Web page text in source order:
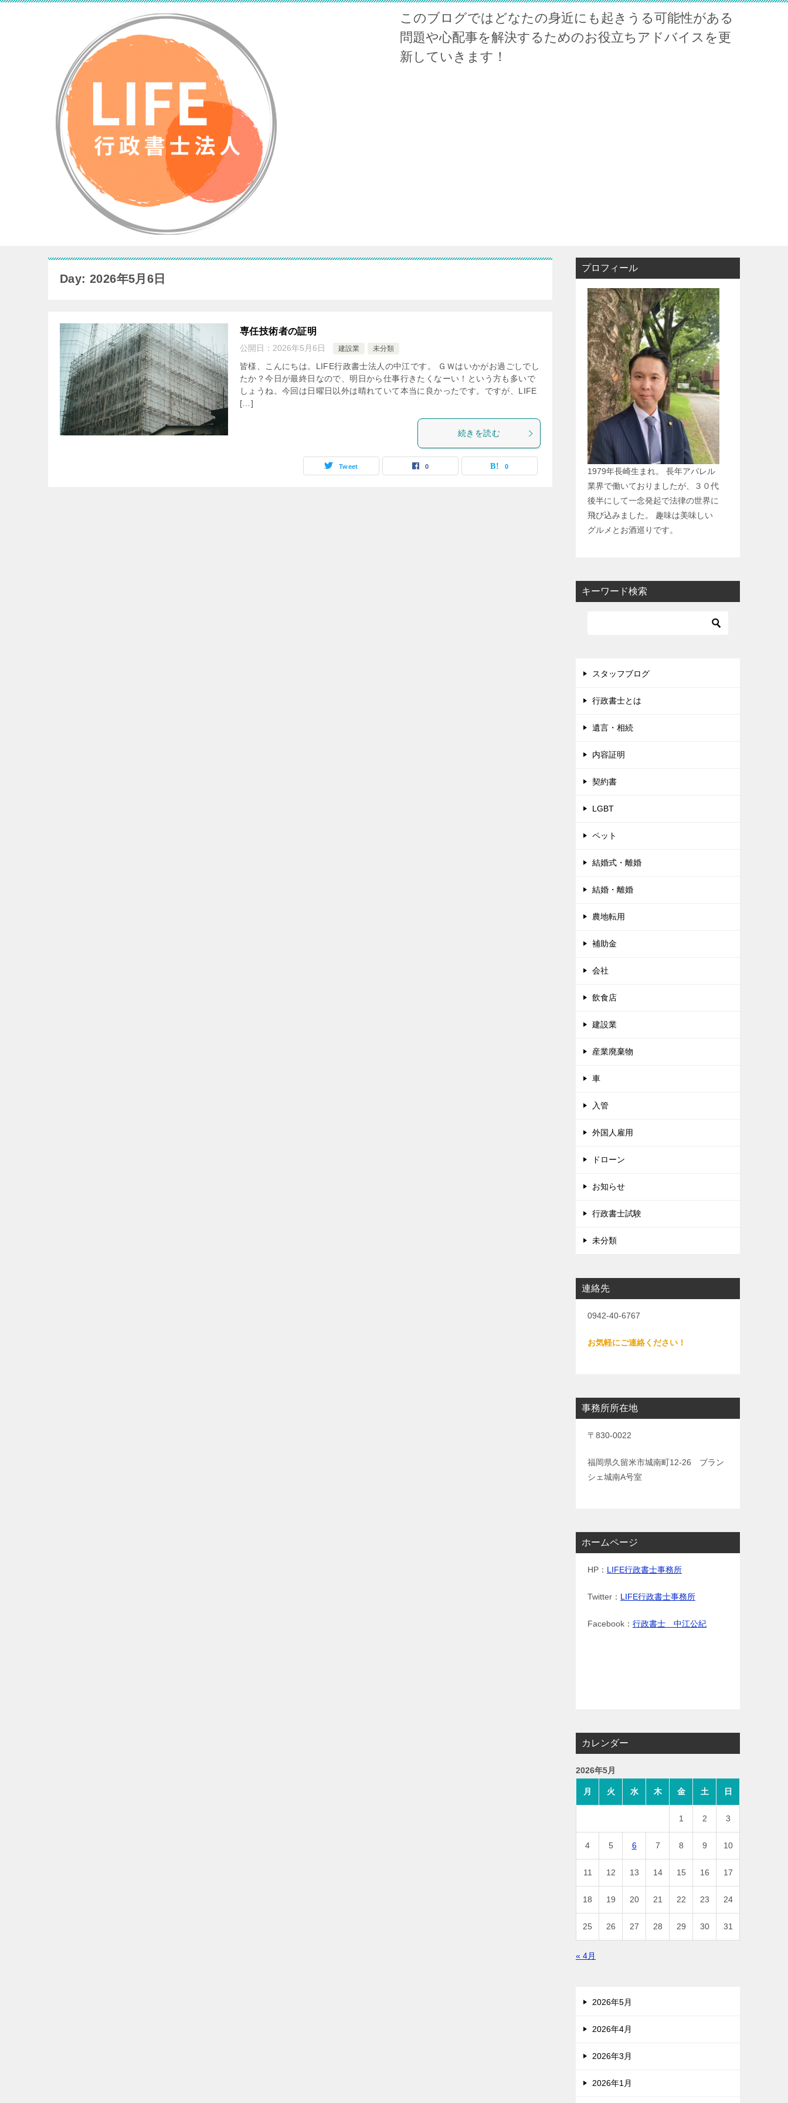
このブログではどなたの身近にも起きうる可能性がある
問題や心配事を解決するためのお役立ちアドバイスを更
新していきます！
Day: 2026年5月6日
専任技術者の証明
公開日： 2026年5月6日 建設業 未分類
皆様、こんにちは。LIFE行政書士法人の中江です。 ＧＷはいかがお過ごしでし
たか？今日が最終日なので、明日から仕事行きたくなーい！という方も多いで
しょうね。今回は日曜日以外は晴れていて本当に良かったです。ですが、LIFE
[…]
続きを読む
Tweet 0 0
プロフィール
1979年長崎生まれ。 長年アパレル
業界で働いておりましたが、３０代
後半にして一念発起で法律の世界に
飛び込みました。 趣味は美味しい
グルメとお酒巡りです。
キーワード検索
スタッフブログ
行政書士とは
遺言・相続
内容証明
契約書
LGBT
ペット
結婚式・離婚
結婚・離婚
農地転用
補助金
会社
飲食店
建設業
産業廃棄物
車
入管
外国人雇用
ドローン
お知らせ
行政書士試験
未分類
連絡先
0942-40-6767
お気軽にご連絡ください！
事務所所在地
〒830-0022
福岡県久留米市城南町12-26 ブラン
シェ城南A号室
ホームページ
HP： LIFE行政書士事務所
Twitter： LIFE行政書士事務所
Facebook： 行政書士 中江公紀
カレンダー
2026年5月
月 火 水 木 金 土 日
1 2 3
4 5 6 7 8 9 10
11 12 13 14 15 16 17
18 19 20 21 22 23 24
25 26 27 28 29 30 31
« 4月
2026年5月
2026年4月
2026年3月
2026年1月